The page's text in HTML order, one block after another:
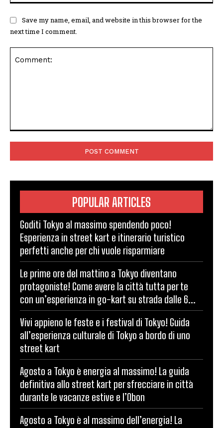
Save my name, email, and website in this browser for the
next time I comment.
POPULAR ARTICLES
Goditi Tokyo al massimo spendendo poco!
Esperienza in street kart e itinerario turistico
perfetti anche per chi vuole risparmiare
Le prime ore del mattino a Tokyo diventano
protagoniste! Come avere la città tutta per te
con un’esperienza in go-kart su strada dalle 6...
Vivi appieno le feste e i festival di Tokyo! Guida
all’esperienza culturale di Tokyo a bordo di uno
street kart
Agosto a Tokyo è energia al massimo! La guida
definitiva allo street kart per sfrecciare in città
durante le vacanze estive e l’Obon
Agosto a Tokyo è al massimo dell’energia! La